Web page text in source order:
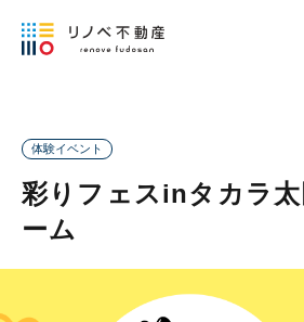
体験イベント
彩りフェスinタカラ
ーム